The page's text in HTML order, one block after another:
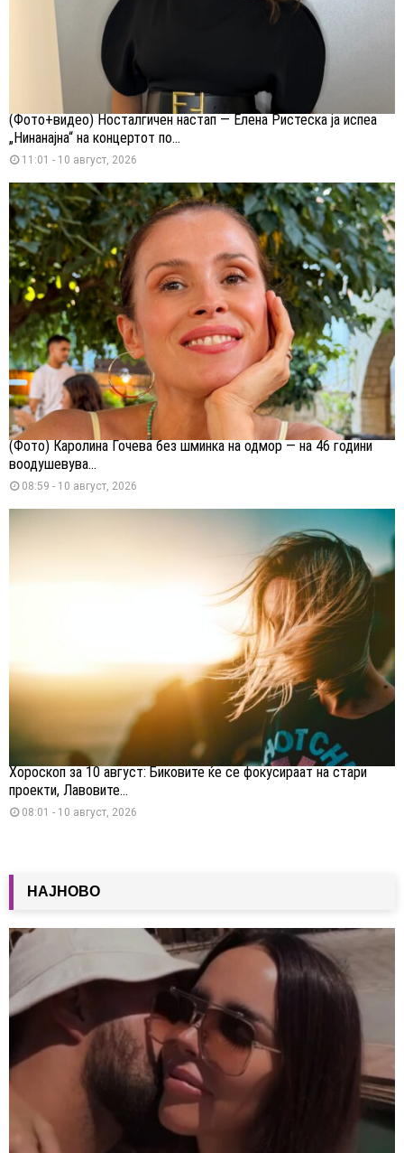
(Фото+видео) Носталгичен настап — Елена Ристеска ја испеа
„Нинанајна“ на концертот по...
11:01 - 10 август, 2026
(Фото) Каролина Гочева без шминка на одмор — на 46 години
воодушевува...
08:59 - 10 август, 2026
Хороскоп за 10 август: Биковите ќе се фокусираат на стари
проекти, Лавовите...
08:01 - 10 август, 2026
НАЈНОВО